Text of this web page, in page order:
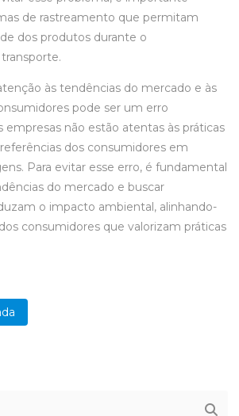
de rastreamento que permitam
dos produtos durante o
às tendências do mercado e às
pode ser um erro
empresas não estão atentas às práticas
dos consumidores em
Para evitar esse erro, é fundamental
do mercado e buscar
o impacto ambiental, alinhando-
consumidores que valorizam práticas